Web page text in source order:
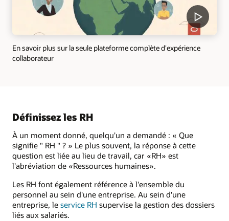
En savoir plus sur la seule plateforme complète d'expérience
collaborateur
Définissez les RH
À un moment donné, quelqu'un a demandé : « Que
signifie " RH " ? » Le plus souvent, la réponse à cette
question est liée au lieu de travail, car «RH» est
l'abréviation de «Ressources humaines».
Les RH font également référence à l'ensemble du
personnel au sein d'une entreprise. Au sein d'une
entreprise, le service RH supervise la gestion des dossiers
liés aux salariés.